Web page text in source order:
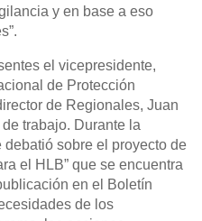
y en base a eso
el vicepresidente,
de Protección
de Regionales, Juan
trabajo. Durante la
sobre el proyecto de
el HLB” que se encuentra
en el Boletín
de los